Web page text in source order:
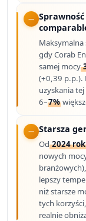
gdy Corab
samej mocy
(+0,39 p.p.).
uzyskania
6–7%
Starsza
Od2024 rok
nowych
lepszy
niż starsze
tych
realnie